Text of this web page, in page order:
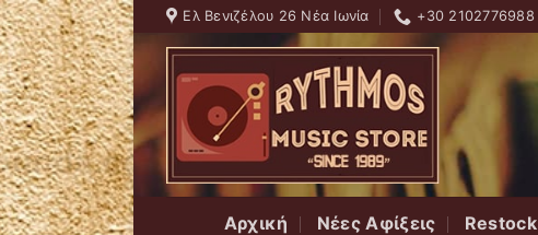
Skip
to
content
Ελ Βενιζέλου 26 Νέα Ιωνία +30 2102776988
Αρχική Νέες Αφίξεις Restock